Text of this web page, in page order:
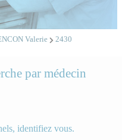
Valerie 2430
par médecin
identifiez vous.